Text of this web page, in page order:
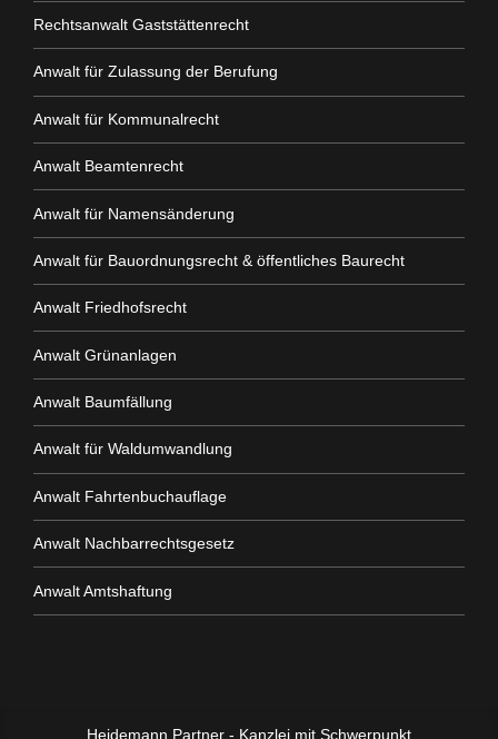
Rechtsanwalt Gaststättenrecht
Anwalt für Zulassung der Berufung
Anwalt für Kommunalrecht
Anwalt Beamtenrecht
Anwalt für Namensänderung
Anwalt für Bauordnungsrecht & öffentliches Baurecht
Anwalt Friedhofsrecht
Anwalt Grünanlagen
Anwalt Baumfällung
Anwalt für Waldumwandlung
Anwalt Fahrtenbuchauflage
Anwalt Nachbarrechtsgesetz
Anwalt Amtshaftung
Heidemann Partner - Kanzlei mit Schwerpunkt